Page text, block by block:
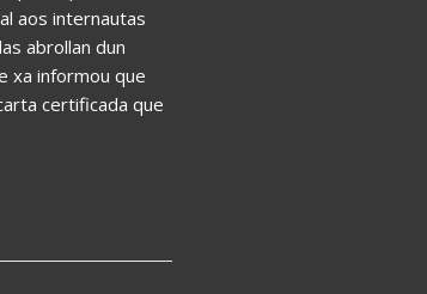
aos internautas
abrollan dun
xa informou que
certificada que